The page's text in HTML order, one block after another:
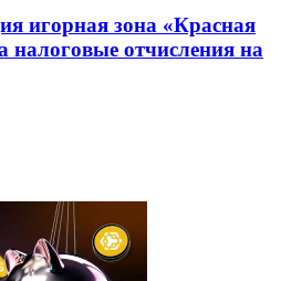
игорная зона «Красная
налоговые отчисления на